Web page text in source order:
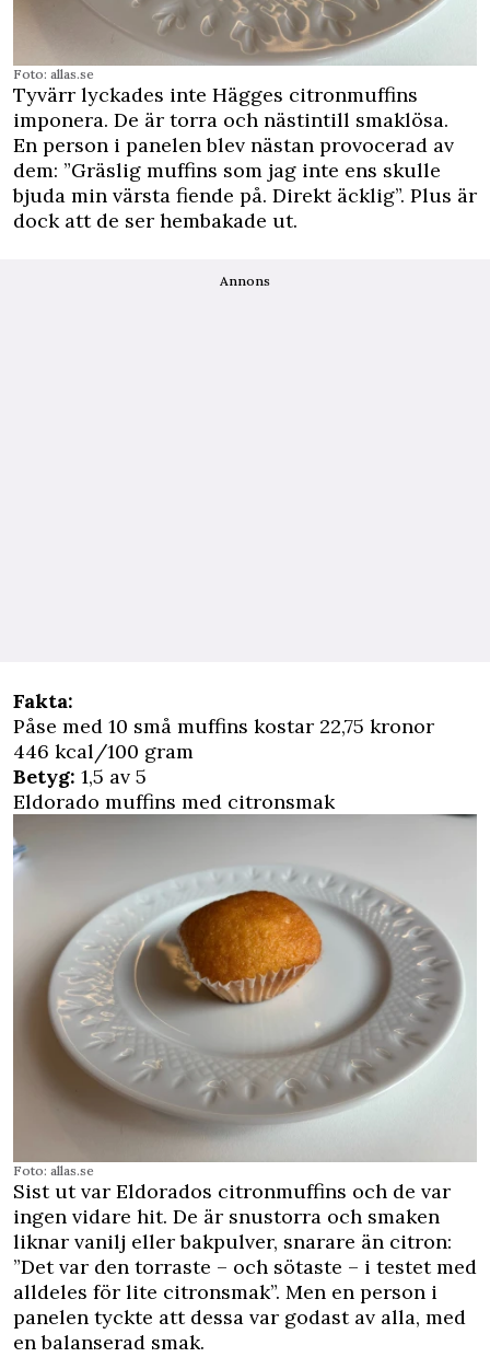
Foto: allas.se
Tyvärr lyckades inte Hägges citronmuffins
imponera. De är torra och nästintill smaklösa.
En person i panelen blev nästan provocerad av
dem: ”Gräslig muffins som jag inte ens skulle
bjuda min värsta fiende på. Direkt äcklig”. Plus är
dock att de ser hembakade ut.
Annons
Fakta:
Påse med 10 små muffins kostar 22,75 kronor
446 kcal/100 gram
Betyg: 1,5 av 5
Eldorado muffins med citronsmak
Foto: allas.se
Sist ut var Eldorados citronmuffins och de var
ingen vidare hit. De är snustorra och smaken
liknar vanilj eller bakpulver, snarare än citron:
”Det var den torraste – och sötaste – i testet med
alldeles för lite citronsmak”. Men en person i
panelen tyckte att dessa var godast av alla, med
en balanserad smak.